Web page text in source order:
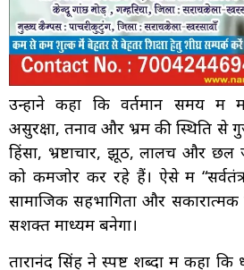
उन्होंने कहा कि वर्तमान समय में
असुरक्षा, तनाव और भ्रम की स्थिति से
हिंसा, भ्रष्टाचार, झूठ, लालच और
को कमजोर कर रहे हैं। ऐसे में
सामाजिक सहभागिता और
सशक्त माध्यम बनेगा।
तारानंद सिंह ने स्पष्ट शब्दों में कहा कि